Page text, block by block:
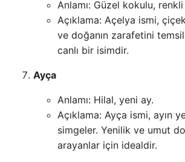
Anlamı: Güzel kokulu,
Açıklama: Açelya ismi,
ve doğanın zarafetini
canlı bir isimdir.
Ayça
Anlamı: Hilal, yeni ay.
Açıklama: Ayça ismi, ayın
simgeler. Yenilik ve umut
arayanlar için idealdir.